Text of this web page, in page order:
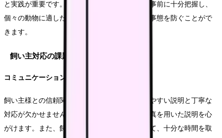
と実践が重要です。また、動物の状態や性格を事前に十分把握し、
個々の動物に適した対応を行うことで、不測の事態を防ぐことがで
きます。
飼い主対応の課題
コミュニケーションの改善
飼い主様との信頼関係を築くためには、分かりやすい説明と丁寧な
対応が欠かせません。専門用語を避け、図や写真を用いた説明を心
がけます。また、飼い主様の不安や疑問に対して、十分な時間を取